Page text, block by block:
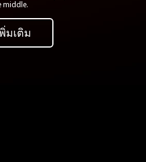
middle.
มเติม